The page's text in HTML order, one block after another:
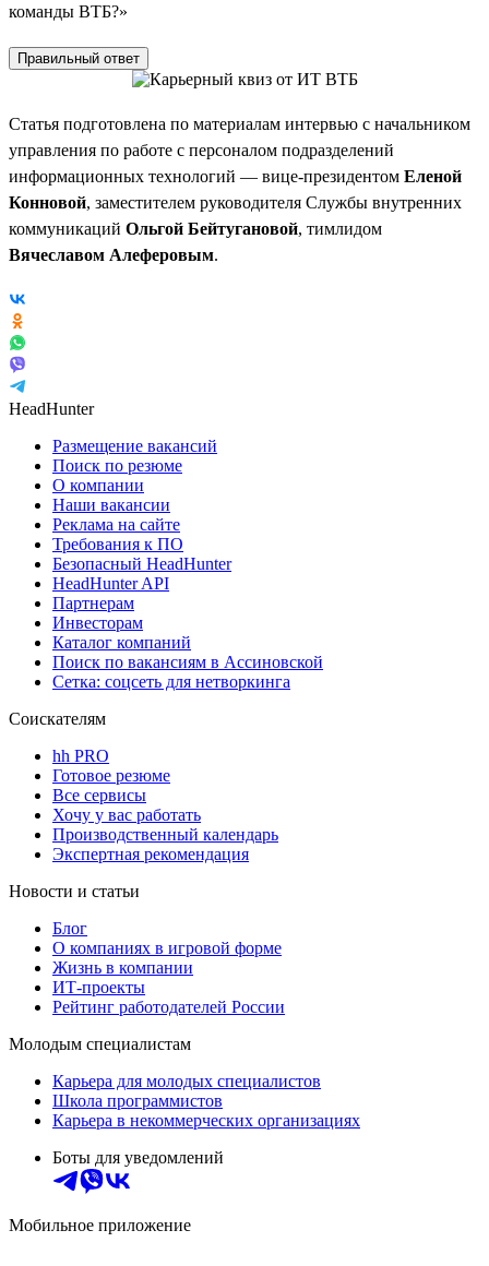
команды ВТБ?»
Правильный ответ
Статья подготовлена по материалам интервью с начальником
управления по работе с персоналом подразделений
информационных технологий — вице-президентом Еленой
Конновой, заместителем руководителя Службы внутренних
коммуникаций Ольгой Бейтугановой, тимлидом
Вячеславом Алеферовым.
HeadHunter
Размещение вакансий
Поиск по резюме
О компании
Наши вакансии
Реклама на сайте
Требования к ПО
Безопасный HeadHunter
HeadHunter API
Партнерам
Инвесторам
Каталог компаний
Поиск по вакансиям в Ассиновской
Сетка: соцсеть для нетворкинга
Соискателям
hh PRO
Готовое резюме
Все сервисы
Хочу у вас работать
Производственный календарь
Экспертная рекомендация
Новости и статьи
Блог
О компаниях в игровой форме
Жизнь в компании
ИТ-проекты
Рейтинг работодателей России
Молодым специалистам
Карьера для молодых специалистов
Школа программистов
Карьера в некоммерческих организациях
Боты для уведомлений
Мобильное приложение